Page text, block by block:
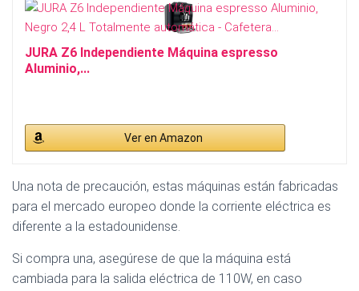
JURA Z6 Independiente Máquina espresso
Aluminio,...
Ver en Amazon
Una nota de precaución, estas máquinas están fabricadas
para el mercado europeo donde la corriente eléctrica es
diferente a la estadounidense.
Si compra una, asegúrese de que la máquina está
cambiada para la salida eléctrica de 110W, en caso